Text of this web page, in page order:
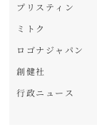
プリスティン
ミトク
ロゴナジャパン
創健社
行政ニュース